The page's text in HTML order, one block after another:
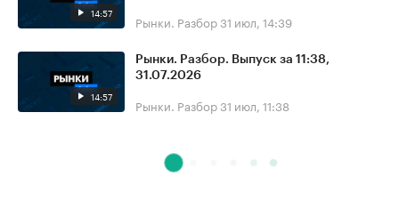
14:57 Рынки. Разбор31 июл, 14:39
14:57
Рынки. Разбор. Выпуск за 11:38,
31.07.2026
Рынки. Разбор31 июл, 11:38